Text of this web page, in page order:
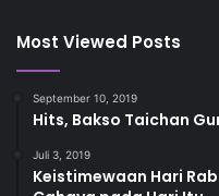
Most Viewed Posts
September 10, 2019
Hits, Bakso Taichan
Juli 3, 2019
Keistimewaan Hari